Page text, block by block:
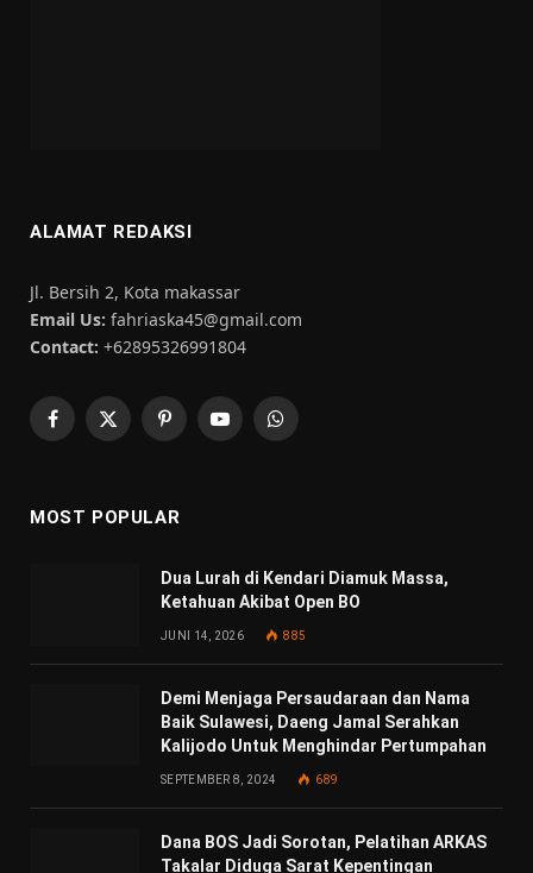
ALAMAT REDAKSI
Jl. Bersih 2, Kota makassar
Email Us: fahriaska45@gmail.com
Contact: +62895326991804
Facebook
X
PinterestYouTubeWhatsApp
MOST POPULAR
Dua Lurah di Kendari Diamuk Massa,
Ketahuan Akibat Open BO
JUNI 14, 2026 885
Demi Menjaga Persaudaraan dan Nama
Baik Sulawesi, Daeng Jamal Serahkan
Kalijodo Untuk Menghindar Pertumpahan
SEPTEMBER 8, 2024 689
Dana BOS Jadi Sorotan, Pelatihan ARKAS
Takalar Diduga Sarat Kepentingan